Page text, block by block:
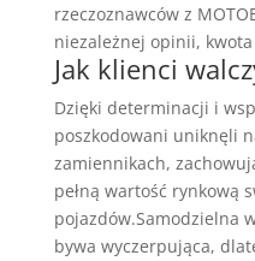
rzeczoznawców z
niezależnej opinii,
Jak klienci
Dzięki determinacji i
poszkodowani uniknęli
zamiennikach,
pełną wartość rynkową
pojazdów.Samodzielna
bywa wyczerpująca,